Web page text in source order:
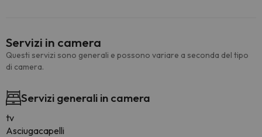
Servizi in camera
Questi servizi sono generali e possono variare a seconda del tipo
di camera.
Servizi generali in camera
tv
Asciugacapelli